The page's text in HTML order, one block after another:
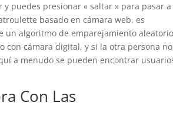
puedes presionar « saltar » para pasar a
basado en cámara web, es
un algoritmo de emparejamiento
con cámara digital, y si la otra persona
a menudo se pueden encontrar
Con Las